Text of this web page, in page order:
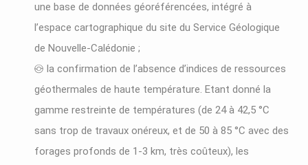
une base de données géoréférencées, intégré à
l’espace cartographique du site du Service Géologique
de Nouvelle-Calédonie ;
la confirmation de l’absence d’indices de ressources
géothermales de haute température. Etant donné la
gamme restreinte de températures (de 24 à 42,5 °C
sans trop de travaux onéreux, et de 50 à 85 °C avec des
forages profonds de 1-3 km, très coûteux), les